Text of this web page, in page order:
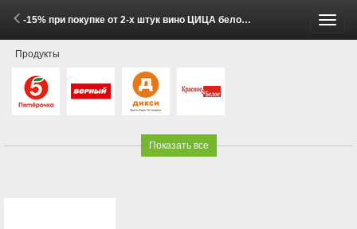
-15% при покупке от 2-х штук вино ЦИЦА белое полусладкое и красное полусладкое 0,75 л (26 Мая - 1 Июня 2026)
Продукты
Показать все